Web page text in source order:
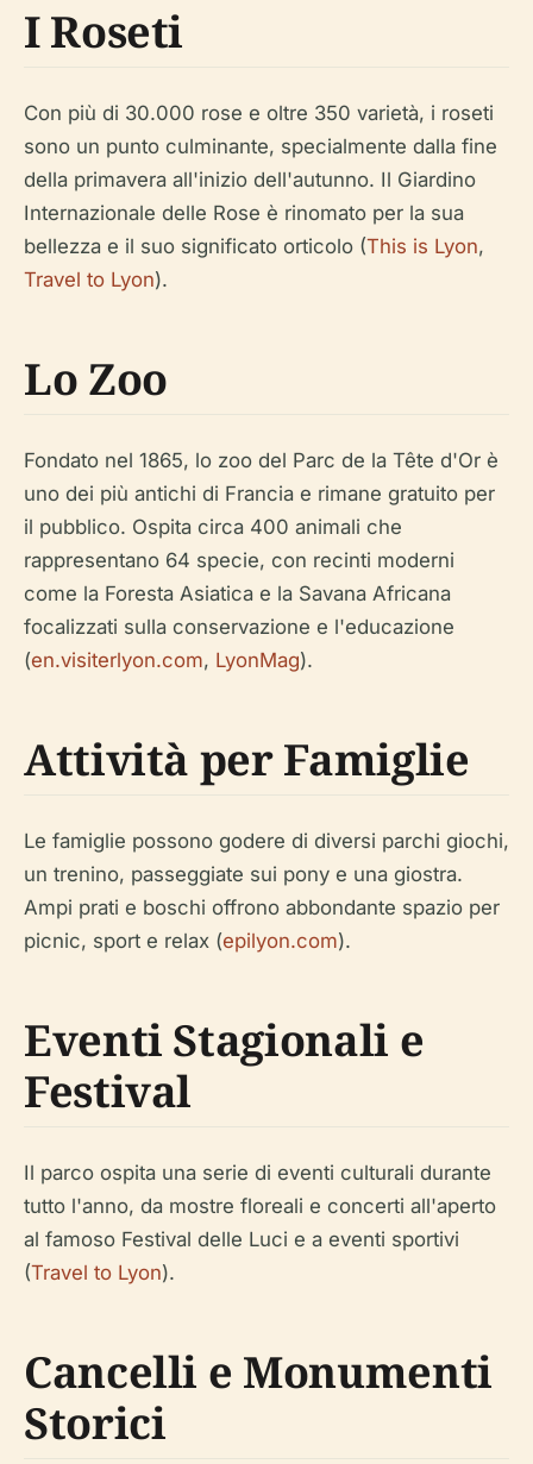
I Roseti
Con più di 30.000 rose e oltre 350 varietà, i roseti
sono un punto culminante, specialmente dalla fine
della primavera all'inizio dell'autunno. Il Giardino
Internazionale delle Rose è rinomato per la sua
bellezza e il suo significato orticolo (This is Lyon,
Travel to Lyon).
Lo Zoo
Fondato nel 1865, lo zoo del Parc de la Tête d'Or è
uno dei più antichi di Francia e rimane gratuito per
il pubblico. Ospita circa 400 animali che
rappresentano 64 specie, con recinti moderni
come la Foresta Asiatica e la Savana Africana
focalizzati sulla conservazione e l'educazione
(en.visiterlyon.com, LyonMag).
Attività per Famiglie
Le famiglie possono godere di diversi parchi giochi,
un trenino, passeggiate sui pony e una giostra.
Ampi prati e boschi offrono abbondante spazio per
picnic, sport e relax (epilyon.com).
Eventi Stagionali e
Festival
Il parco ospita una serie di eventi culturali durante
tutto l'anno, da mostre floreali e concerti all'aperto
al famoso Festival delle Luci e a eventi sportivi
(Travel to Lyon).
Cancelli e Monumenti
Storici